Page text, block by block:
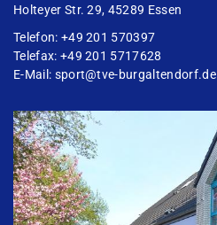
Holteyer Str. 29, 45289 Essen
Telefon: +49 201 570397
Telefax: +49 201 5717628
E-Mail: sport@tve-burgaltendorf.de